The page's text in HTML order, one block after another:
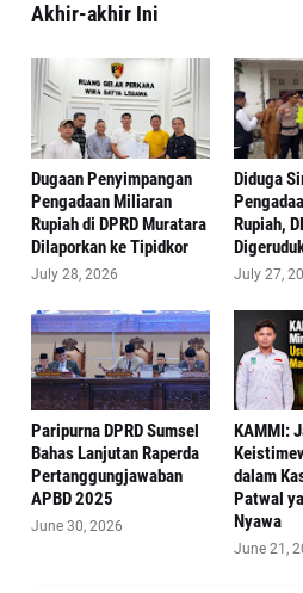
Akhir-akhir Ini
‎Dugaan Penyimpangan
Pengadaan Miliaran
Rupiah di DPRD Muratara
Dilaporkan ke Tipidkor
July 28, 2026
Diduga
Rupiah,
July 27,
Paripurna DPRD Sumsel
Bahas Lanjutan Raperda
Pertanggungjawaban
APBD 2025
June 30, 2026
‎KAMMI:
dalam
Patwal
Nyawa
June 21,